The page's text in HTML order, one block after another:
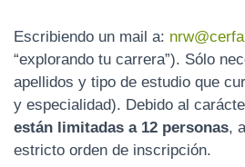
Escribiendo un mail a:
“explorando tu carrera”). Sólo
apellidos y tipo de estudio que
y especialidad). Debido al
están limitadas a 12 personas,
estricto orden de inscripción.